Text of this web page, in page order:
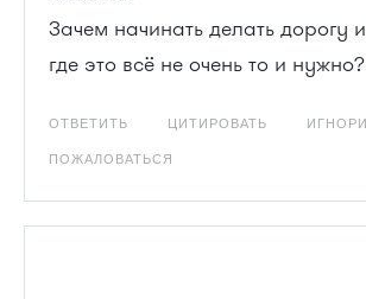
Зачем начинать делать дорогу
где это всё не очень то и нужно?
ОТВЕТИТЬ ЦИТИРОВАТЬ
ПОЖАЛОВАТЬСЯ